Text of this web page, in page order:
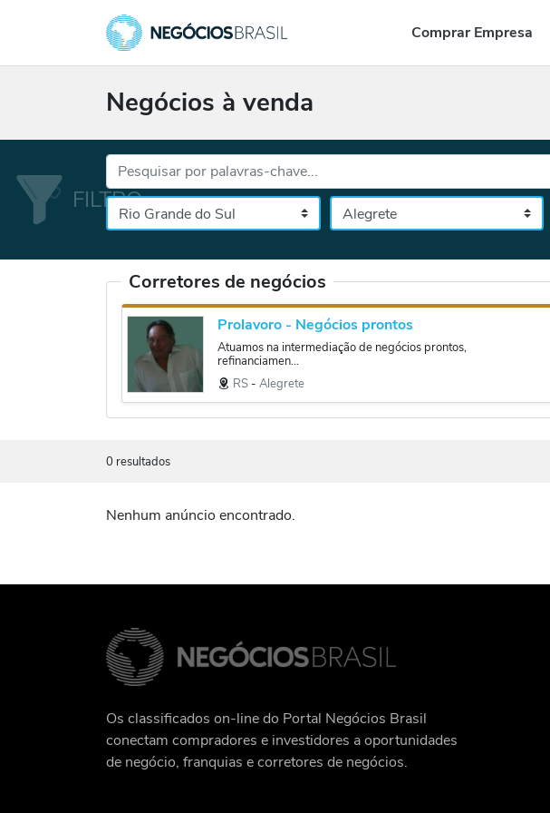
Comprar Empresa
Negócios à venda
Palavras-chave...
Cidade
Selecione o estado, depois a cidade
Corretores de negócios
Prolavoro - Negócios prontos
Atuamos na intermediação de negócios prontos,
refinanciamen...
RS ‐ Alegrete
0 resultados
Nenhum anúncio encontrado.
Os classificados on-line do Portal Negócios Brasil
conectam compradores e investidores a oportunidades
de negócio, franquias e corretores de negócios.